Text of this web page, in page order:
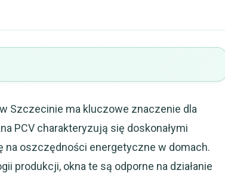
Szczecinie ma kluczowe znaczenie dla
PCV charakteryzują się doskonałymi
na oszczędności energetyczne w domach.
produkcji, okna te są odporne na działanie